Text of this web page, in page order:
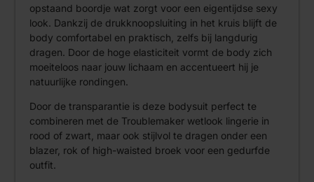
opstaand boordje wat zorgt voor een eigentijdse sexy
look. Dankzij de drukknoopsluiting in het kruis blijft de
body comfortabel en praktisch, zelfs bij langdurig
dragen. Door de hoge elasticiteit vormt de body zich
moeiteloos naar jouw lichaam en accentueert hij je
natuurlijke rondingen.
Door de transparantie is deze bodysuit perfect te
combineren met de Troublemaker wetlook lingerie in
rood of zwart, maar ook stijlvol te dragen onder een
blazer, rok of high-waisted broek voor een gedurfde
outfit.